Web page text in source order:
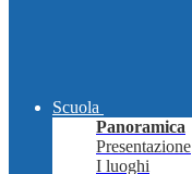
Scuola
Panoramica
Presentazione
I luoghi